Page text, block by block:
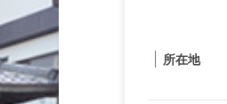
所在地